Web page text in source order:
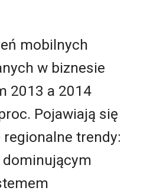
mobilnych
w biznesie
2013 a 2014
Pojawiają się
trendy:
dominującym